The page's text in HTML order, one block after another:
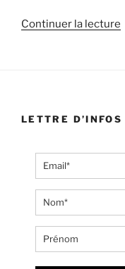
Continuer la lecture
LETTRE D’INFOS